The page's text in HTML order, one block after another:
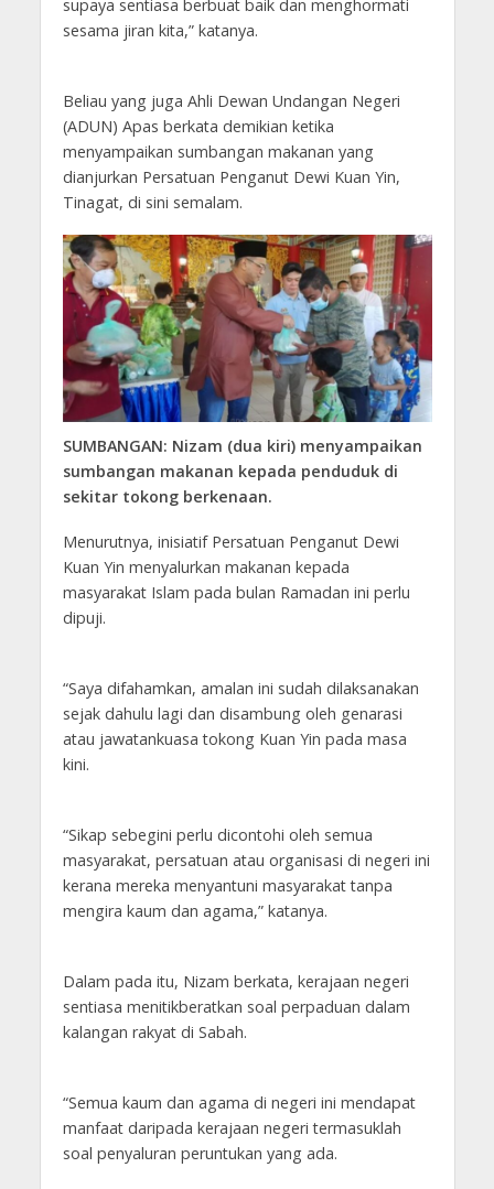
supaya sentiasa berbuat baik dan menghormati
sesama jiran kita,” katanya.
Beliau yang juga Ahli Dewan Undangan Negeri
(ADUN) Apas berkata demikian ketika
menyampaikan sumbangan makanan yang
dianjurkan Persatuan Penganut Dewi Kuan Yin,
Tinagat, di sini semalam.
SUMBANGAN: Nizam (dua kiri) menyampaikan
sumbangan makanan kepada penduduk di
sekitar tokong berkenaan.
Menurutnya, inisiatif Persatuan Penganut Dewi
Kuan Yin menyalurkan makanan kepada
masyarakat Islam pada bulan Ramadan ini perlu
dipuji.
“Saya difahamkan, amalan ini sudah dilaksanakan
sejak dahulu lagi dan disambung oleh genarasi
atau jawatankuasa tokong Kuan Yin pada masa
kini.
“Sikap sebegini perlu dicontohi oleh semua
masyarakat, persatuan atau organisasi di negeri ini
kerana mereka menyantuni masyarakat tanpa
mengira kaum dan agama,” katanya.
Dalam pada itu, Nizam berkata, kerajaan negeri
sentiasa menitikberatkan soal perpaduan dalam
kalangan rakyat di Sabah.
“Semua kaum dan agama di negeri ini mendapat
manfaat daripada kerajaan negeri termasuklah
soal penyaluran peruntukan yang ada.